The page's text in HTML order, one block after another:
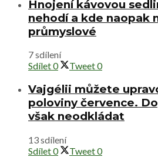
Hnojení kávovou
nehodí a kde naopak
průmyslové
7 sdílení
Sdílet0 Tweet0
Vajgélii můžete
poloviny července.
však neodkládat
13 sdílení
Sdílet0 Tweet0